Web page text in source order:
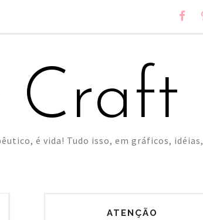
Craft
é vida! Tudo isso, em gráficos, idéias,
ATENÇÃO